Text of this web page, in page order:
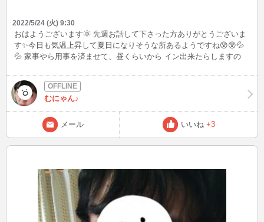
2022/5/24 (火) 9:30
おはようございます🌞 先週お話して下さった方ありがとうございま
す✨今日も気温上昇して夏日になりそうな所あるようですね😵😵💦
💦 家事やら用事を済ませて、昼くらいから イン出来たらしますの
むにゃん♪
メール いいね +3